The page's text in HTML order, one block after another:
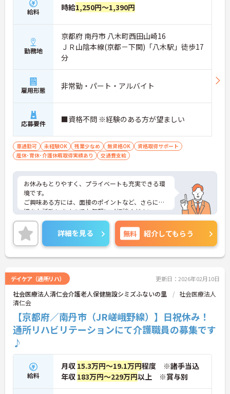
給料 時給1,250円～1,390円
勤務地
京都府 南丹市 八木町西田山崎16
ＪＲ山陰本線(京都－下関)「八木駅」徒歩17
分
雇用形態 非常勤・パート・アルバイト
応募要件 ■資格不問 ※経験のある方が望ましい
車通勤可 未経験OK 残業少なめ 無資格OK
資格取得サポート
産休･育休･介護休暇取得実績あり
交通費支給
お休みもとりやすく、プライベートも充実できる環
境です。
ご興味ある方には、面接のポイントなど、さらに詳
細をお話致しますのでお気軽にご相談ください。
詳細を見る 無料 紹介してもらう
デイケア（通所リハ） 更新日：2026年02月10日
社会医療法人清仁会介護老人保健施設シミズふないの里
社会医療法人
清仁会
【京都府／南丹市（JR嵯峨野線）】日祝休み！
通所リハビリテーションにて介護職員の募集です
♪
給料
月収 15.3万円～19.1万円程度 ※諸手当込
年収 183万円～229万円以上 ※賞与別